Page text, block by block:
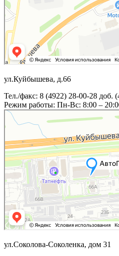
ул.Куйбышева, д.66
Тел./факс: 8 (4922) 28-00-28 доб.
Режим работы: Пн-Вс: 8:00 –
ул.Соколова-Соколенка, дом 31